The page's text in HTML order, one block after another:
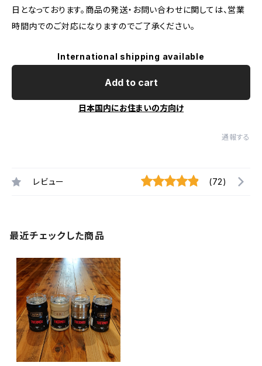
日となっております。商品の発送・お問い合わせに関しては、営業
時間内でのご対応になりますのでご了承ください。
International shipping available
Add to cart
日本国内にお住まいの方向け
通報する
レビュー (72)
最近チェックした商品